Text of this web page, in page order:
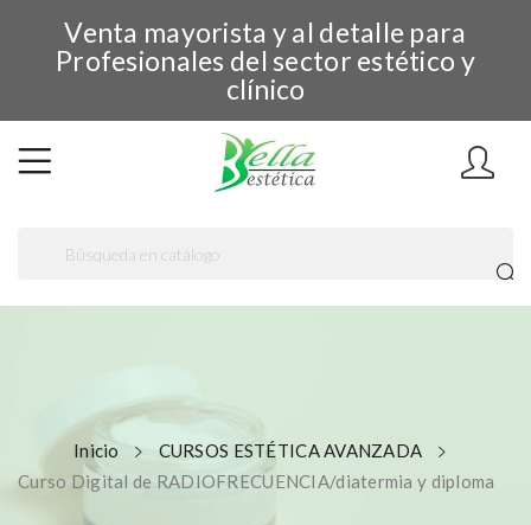
Venta mayorista y al detalle para
Profesionales del sector estético y
clínico
Inicio
CURSOS ESTÉTICA AVANZADA
Curso Digital de RADIOFRECUENCIA/diatermia y diploma